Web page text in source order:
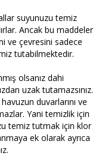
suyunuzu temiz
Ancak bu maddeler
ve çevresini sadece
tutabilmektedir.
olsanız dahi
uzak tutamazsınız.
duvarlarını ve
Yani temizlik için
temiz tutmak için klor
ek olarak ayrıca